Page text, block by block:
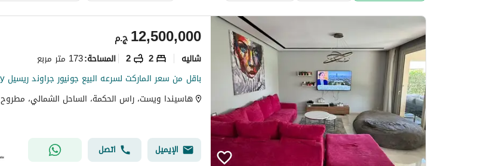
ج.م12,500,000
شاليه 2
2 المساحة:173 متر مربع
هاسيندا ويست، راس الحكمة، الساحل الشمالي، مطروح
الإيميل اتصل